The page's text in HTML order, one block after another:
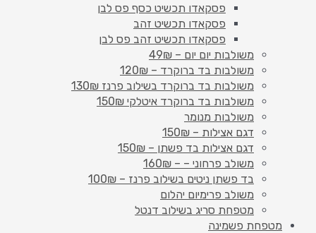
פסקאדו תכשיט כסף פס לבן
פסקאדו תכשיט זהב
פסקאדו תכשיט זהב פס לבן
משולבות יום יום – 49₪
משולבות בד ברוקרד – 120₪
משולבות בד ברוקרד בשילוב פרנז 130₪
משולבות בד ברוקרד איטלקי 150₪
משולבות מנומר
דגם אצילות – 150₪
דגם אצילות בד פשתן – 150₪
משולב פרחוני – – 160₪
בד פשתן ניטים בשילוב פרנז – 100₪
משולב פרימיום יהלום
מטפחת סריג בשילוב דנטל
מטפחת פשמינה